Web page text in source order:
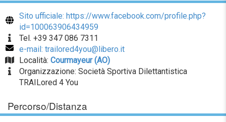
Sito ufficiale: https://www.facebook.com/profile.php?
id=100063906434959
Tel. +39 347 086 7311
e-mail: trailored4you@libero.it
Località: Courmayeur (AO)
Organizzazione: Società Sportiva Dilettantistica
TRAILored 4 You
Percorso/Distanza